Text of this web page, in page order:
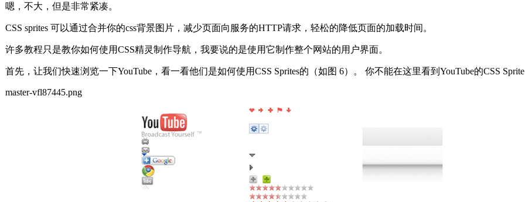
嗯，不大，但是非常紧凑。
CSS sprites 可以通过合并你的css背景图片，减少页面向服务的HTTP请求，轻松的降低页面的加载时间。
许多教程只是教你如何使用CSS精灵制作导航，我要说的是使用它制作整个网站的用户界面。
首先，让我们快速浏览一下YouTube，看一看他们是如何使用CSS Sprites的（如图 6）。 你不能在这里看到YouTube的CSS
master-vfl87445.png